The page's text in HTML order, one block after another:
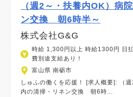
（週2～・扶養内OK）病
ン交換 朝6時半～
株式会社G&G
時給 1,300円以上 時給1300円 日
費別途支給あり！
富山県 南砺市
しゅふの働くを応援！ [求人概要]: （
内の清掃・リネン交換 朝6時...